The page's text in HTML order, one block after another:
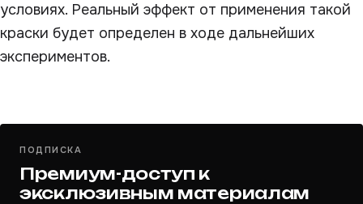
условиях. Реальный эффект от применения такой
краски будет определен в ходе дальнейших
экспериментов.
ПОДПИСКА
Премиум-доступ к
эксклюзивным материалам